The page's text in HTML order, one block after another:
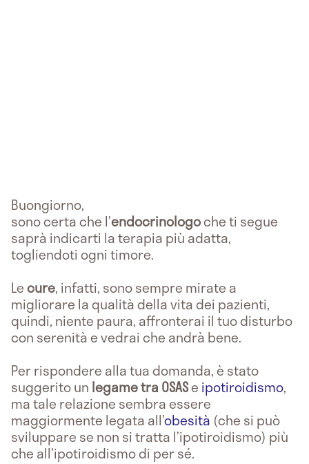
Buongiorno,
sono certa che l’endocrinologoche ti segue
saprà indicarti la terapia più adatta,
togliendoti ogni timore.
Lecure, infatti, sono sempre mirate a
migliorare la qualità della vita dei pazienti,
quindi, niente paura, affronterai il tuo disturbo
con serenità e vedrai che andrà bene.
Per rispondere alla tua domanda, è stato
suggerito un legame tra OSASe ipotiroidismo,
ma tale relazione sembra essere
maggiormente legata all’obesità (che si può
sviluppare se non si tratta l’ipotiroidismo) più
che all’ipotiroidismo di per sé.